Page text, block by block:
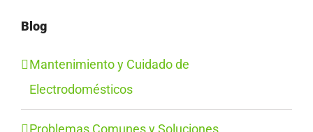
Blog
Mantenimiento y Cuidado de
Electrodomésticos
Problemas Comunes y Soluciones